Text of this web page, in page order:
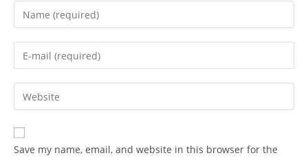
Enter
your
name
comment
Enter
your
email
address
comment
Enter
your
website
URL
(optional)
Save my name, email, and website in this browser for the